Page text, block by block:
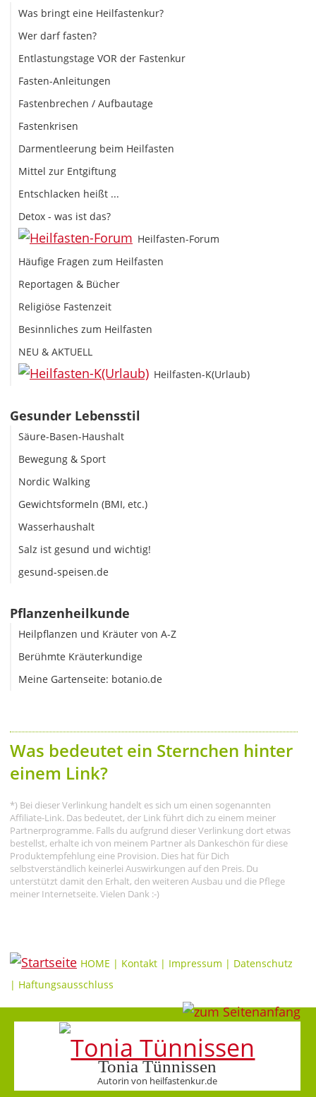
Was bringt eine Heilfastenkur?
Wer darf fasten?
Entlastungstage VOR der Fastenkur
Fasten-Anleitungen
Fastenbrechen / Aufbautage
Fastenkrisen
Darmentleerung beim Heilfasten
Mittel zur Entgiftung
Entschlacken heißt ...
Detox - was ist das?
Heilfasten-Forum
Häufige Fragen zum Heilfasten
Reportagen & Bücher
Religiöse Fastenzeit
Besinnliches zum Heilfasten
NEU & AKTUELL
Heilfasten-K(Urlaub)
Gesunder Lebensstil
Säure-Basen-Haushalt
Bewegung & Sport
Nordic Walking
Gewichtsformeln (BMI, etc.)
Wasserhaushalt
Salz ist gesund und wichtig!
gesund-speisen.de
Pflanzenheilkunde
Heilpflanzen und Kräuter von A-Z
Berühmte Kräuterkundige
Meine Gartenseite: botanio.de
Was bedeutet ein Sternchen hinter
einem Link?
*) Bei dieser Verlinkung handelt es sich um einen sogenannten
Affiliate-Link. Das bedeutet, der Link führt dich zu einem meiner
Partnerprogramme. Falls du aufgrund dieser Verlinkung dort etwas
bestellst, erhalte ich von meinem Partner als Dankeschön für diese
Produktempfehlung eine Provision. Dies hat für Dich
selbstverständlich keinerlei Auswirkungen auf den Preis. Du
unterstützt damit den Erhalt, den weiteren Ausbau und die Pflege
meiner Internetseite. Vielen Dank :-)
HOME | Kontakt | Impressum | Datenschutz
| Haftungsausschluss
Tonia Tünnissen
Autorin von heilfastenkur.de